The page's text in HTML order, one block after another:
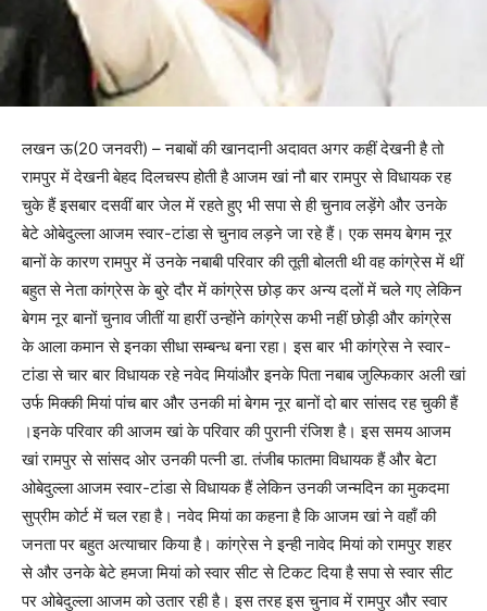
लखन ऊ(20 जनवरी) – नबाबों की खानदानी अदावत अगर कहीं देखनी है तो
रामपुर में देखनी बेहद दिलचस्प होती है आजम खां नौ बार रामपुर से विधायक रह
चुके हैं इसबार दसवीं बार जेल में रहते हुए भी सपा से ही चुनाव लड़ेंगे और उनके
बेटे ओबेदुल्ला आजम स्वार-टांडा से चुनाव लड़ने जा रहे हैं। एक समय बेगम नूर
बानों के कारण रामपुर में उनके नबाबी परिवार की तूती बोलती थी वह कांग्रेस में थीं
बहुत से नेता कांग्रेस के बुरे दौर में कांग्रेस छोड़ कर अन्य दलों में चले गए लेकिन
बेगम नूर बानों चुनाव जीतीं या हारीं उन्होंने कांग्रेस कभी नहीं छोड़ी और कांग्रेस
के आला कमान से इनका सीधा सम्बन्ध बना रहा। इस बार भी कांग्रेस ने स्वार-
टांडा से चार बार विधायक रहे नवेद मियांऔर इनके पिता नबाब जुल्फिकार अली खां
उर्फ मिक्की मियां पांच बार और उनकी मां बेगम नूर बानों दो बार सांसद रह चुकी हैं
।इनके परिवार की आजम खां के परिवार की पुरानी रंजिश है। इस समय आजम
खां रामपुर से सांसद ओर उनकी पत्नी डा. तंजीब फातमा विधायक हैं और बेटा
ओबेदुल्ला आजम स्वार-टांडा से विधायक हैं लेकिन उनकी जन्मदिन का मुकदमा
सुप्रीम कोर्ट में चल रहा है। नवेद मियां का कहना है कि आजम खां ने वहाँ की
जनता पर बहुत अत्याचार किया है। कांग्रेस ने इन्ही नावेद मियां को रामपुर शहर
से और उनके बेटे हमजा मियां को स्वार सीट से टिकट दिया है सपा से स्वार सीट
पर ओबेदुल्ला आजम को उतार रही है। इस तरह इस चुनाव में रामपुर और स्वार